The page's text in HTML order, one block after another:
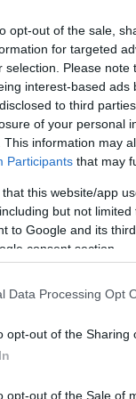
opt-out of the sale,
for targeted
selection. Please
interest-based
to third
of your personal
This information may
Participants that may
that this website/app
but not
to Google and its
consent section.
Data Processing Opt
opt-out of the Sharing
opt-out of the Sale of
Kiss Lajos
igazolatlan
János
kapott, más
kevesebbet
képviselő túl
igazolatlanul a
de még mindig